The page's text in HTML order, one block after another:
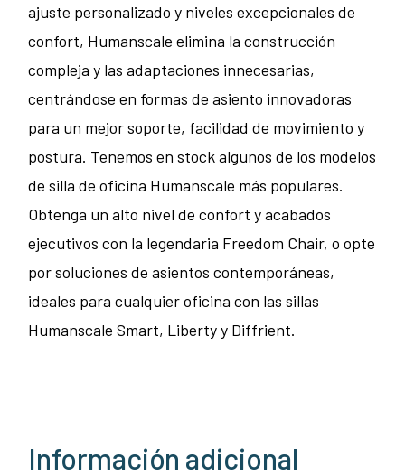
ajuste personalizado y niveles excepcionales de
confort, Humanscale elimina la construcción
compleja y las adaptaciones innecesarias,
centrándose en formas de asiento innovadoras
para un mejor soporte, facilidad de movimiento y
postura. Tenemos en stock algunos de los modelos
de silla de oficina Humanscale más populares.
Obtenga un alto nivel de confort y acabados
ejecutivos con la legendaria Freedom Chair, o opte
por soluciones de asientos contemporáneas,
ideales para cualquier oficina con las sillas
Humanscale Smart, Liberty y Diffrient.
Información adicional